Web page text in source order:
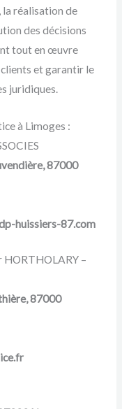
réalisation de
des décisions
tout en œuvre
et garantir le
juridiques.
à Limoges :
87000
huissiers-87.com
HORTHOLARY –
87000